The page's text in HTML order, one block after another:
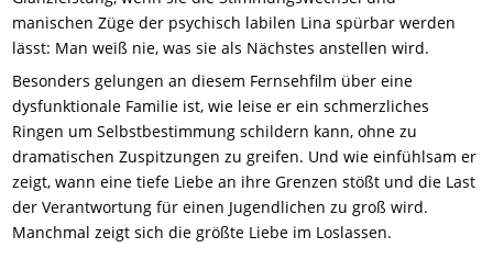
manischen Züge der psychisch labilen Lina spürbar werden
lässt: Man weiß nie, was sie als Nächstes anstellen wird.
Besonders gelungen an diesem Fernsehfilm über eine
dysfunktionale Familie ist, wie leise er ein schmerzliches
Ringen um Selbstbestimmung schildern kann, ohne zu
dramatischen Zuspitzungen zu greifen. Und wie einfühlsam er
zeigt, wann eine tiefe Liebe an ihre Grenzen stößt und die Last
der Verantwortung für einen Jugendlichen zu groß wird.
Manchmal zeigt sich die größte Liebe im Loslassen.